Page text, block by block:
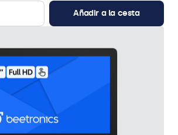
Añadir a la cesta